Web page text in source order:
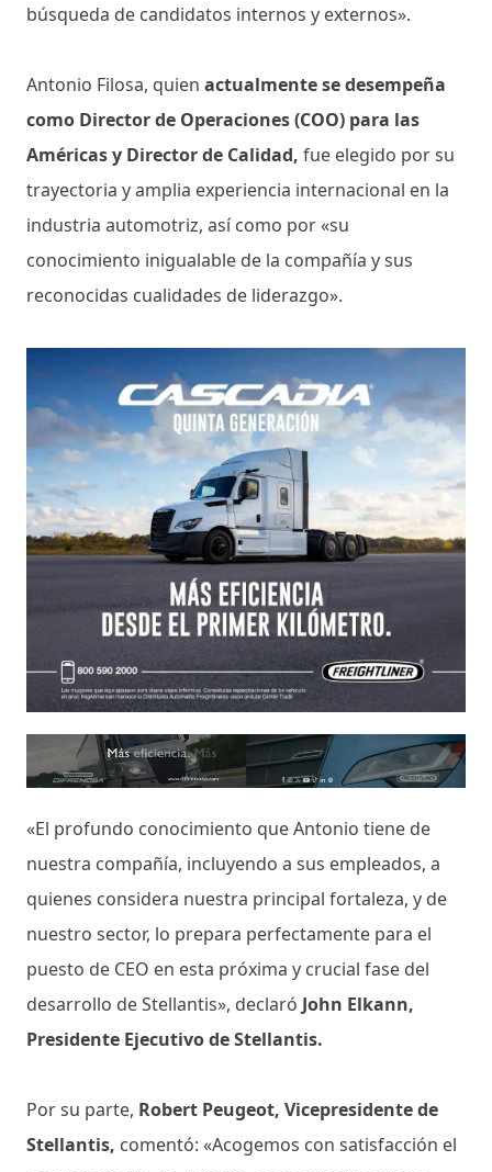
búsqueda de candidatos internos y externos».
Antonio Filosa, quien actualmente se desempeña
como Director de Operaciones (COO) para las
Américas y Director de Calidad, fue elegido por su
trayectoria y amplia experiencia internacional en la
industria automotriz, así como por «su
conocimiento inigualable de la compañía y sus
reconocidas cualidades de liderazgo».
«El profundo conocimiento que Antonio tiene de
nuestra compañía, incluyendo a sus empleados, a
quienes considera nuestra principal fortaleza, y de
nuestro sector, lo prepara perfectamente para el
puesto de CEO en esta próxima y crucial fase del
desarrollo de Stellantis», declaró John Elkann,
Presidente Ejecutivo de Stellantis.
Por su parte, Robert Peugeot, Vicepresidente de
Stellantis, comentó: «Acogemos con satisfacción el